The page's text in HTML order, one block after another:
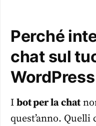
Perché
chat sul
WordPress
I bot per la chat
quest’anno. Quelli